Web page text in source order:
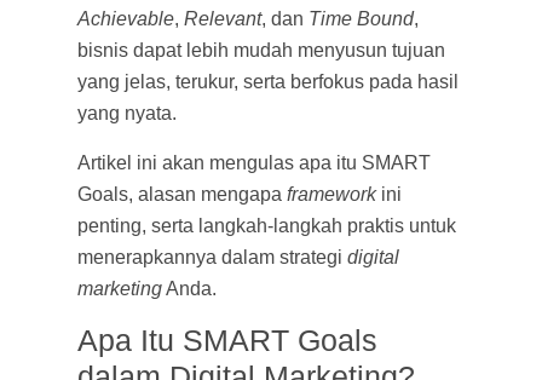
Achievable, Relevant, dan Time Bound,
bisnis dapat lebih mudah menyusun tujuan
yang jelas, terukur, serta berfokus pada hasil
yang nyata.
Artikel ini akan mengulas apa itu SMART
Goals, alasan mengapa framework ini
penting, serta langkah-langkah praktis untuk
menerapkannya dalam strategi digital
marketingAnda.
Apa Itu SMART Goals